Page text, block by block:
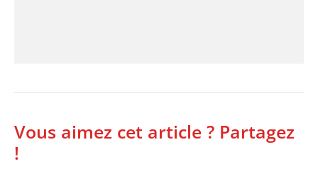
Vous aimez cet article ? Partagez
!